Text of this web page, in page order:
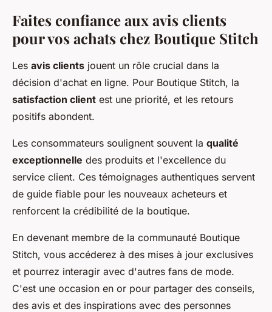
Faites confiance aux avis clients
pour vos achats chez Boutique Stitch
Les avis clients jouent un rôle crucial dans la
décision d'achat en ligne. Pour Boutique Stitch, la
satisfaction client est une priorité, et les retours
positifs abondent.
Les consommateurs soulignent souvent la qualité
exceptionnelle des produits et l'excellence du
service client. Ces témoignages authentiques servent
de guide fiable pour les nouveaux acheteurs et
renforcent la crédibilité de la boutique.
En devenant membre de la communauté Boutique
Stitch, vous accéderez à des mises à jour exclusives
et pourrez interagir avec d'autres fans de mode.
C'est une occasion en or pour partager des conseils,
des avis et des inspirations avec des personnes